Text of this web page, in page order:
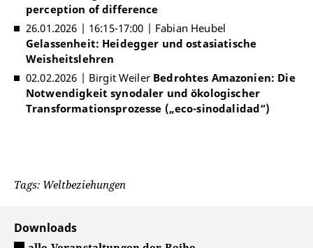
perception of difference
26.01.2026 | 16:15-17:00 | Fabian Heubel
Gelassenheit: Heidegger und ostasiatische
Weisheitslehren
02.02.2026 | Birgit Weiler Bedrohtes Amazonien: Die
Notwendigkeit synodaler und ökologischer
Transformationsprozesse („eco-sinodalidad“)
Tags: Weltbeziehungen
Downloads